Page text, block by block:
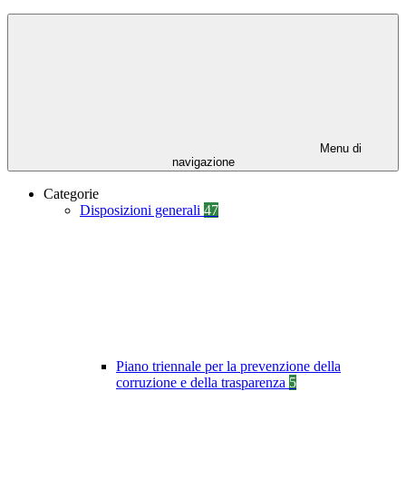
Menu di
navigazione
Categorie
Disposizioni generali 47
Piano triennale per la prevenzione della
corruzione e della trasparenza 5